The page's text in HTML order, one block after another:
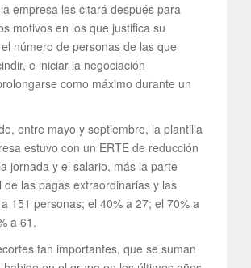
empresa les citará después para
motivos en los que justifica su
número de personas de las que
e iniciar la negociación
como máximo durante un
entre mayo y septiembre, la plantilla
estuvo con un ERTE de reducción
jornada y el salario, más la parte
de las pagas extraordinarias y las
151 personas; el 40% a 27; el 70% a
a 61.
tan importantes, que se suman